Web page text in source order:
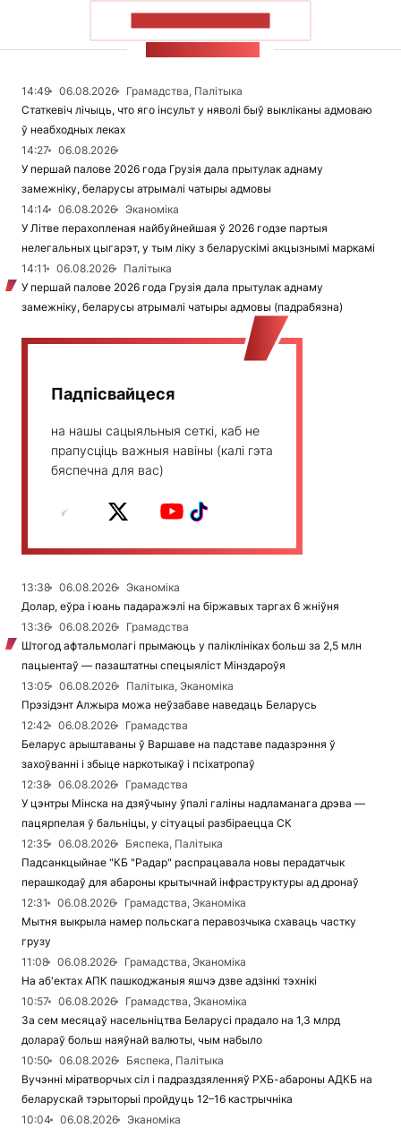
14:49 06.08.2026
Грамадства, Палітыка
Статкевіч лічыць, что яго інсульт у няволі быў выкліканы адмоваю
ў неабходных леках
14:27
06.08.2026
У першай палове 2026 года Грузія дала прытулак аднаму
замежніку, беларусы атрымалі чатыры адмовы
14:14
06.08.2026
Эканоміка
У Літве перахопленая найбуйнейшая ў 2026 годзе партыя
нелегальных цыгарэт, у тым ліку з беларускімі акцызнымі маркамі
14:11
06.08.2026
Палітыка
У першай палове 2026 года Грузія дала прытулак аднаму
замежніку, беларусы атрымалі чатыры адмовы (падрабязна)
Падпісвайцеся
на нашы сацыяльныя сеткі, каб не
прапусціць важныя навіны (калі гэта
бяспечна для вас)
13:38 06.08.2026
Эканоміка
Долар, еўра і юань падаражэлі на біржавых таргах 6 жніўня
13:36
06.08.2026
Грамадства
Штогод афтальмолагі прымаюць у паліклініках больш за 2,5 млн
пацыентаў — пазаштатны спецыяліст Мінздароўя
13:05
06.08.2026
Палітыка, Эканоміка
Прэзідэнт Алжыра можа неўзабаве наведаць Беларусь
12:42
06.08.2026
Грамадства
Беларус арыштаваны ў Варшаве на падставе падазрэння ў
захоўванні і збыце наркотыкаў і псіхатропаў
12:38
06.08.2026
Грамадства
У цэнтры Мінска на дзяўчыну ўпалі галіны надламанага дрэва —
пацярпелая ў бальніцы, у сітуацыі разбіраецца СК
12:35
06.08.2026
Бяспека, Палітыка
Падсанкцыйнае "КБ "Радар" распрацавала новы перадатчык
перашкодаў для абароны крытычнай інфраструктуры ад дронаў
12:31
06.08.2026
Грамадства, Эканоміка
Мытня выкрыла намер польскага перавозчыка схаваць частку
грузу
11:08
06.08.2026
Грамадства, Эканоміка
На аб'ектах АПК пашкоджаныя яшчэ дзве адзінкі тэхнікі
10:57
06.08.2026
Грамадства, Эканоміка
За сем месяцаў насельніцтва Беларусі прадало на 1,3 млрд
долараў больш наяўнай валюты, чым набыло
10:50
06.08.2026
Бяспека, Палітыка
Вучэнні міратворчых сіл і падраздзяленняў РХБ-абароны АДКБ на
беларускай тэрыторыі пройдуць 12–16 кастрычніка
10:04
06.08.2026
Эканоміка